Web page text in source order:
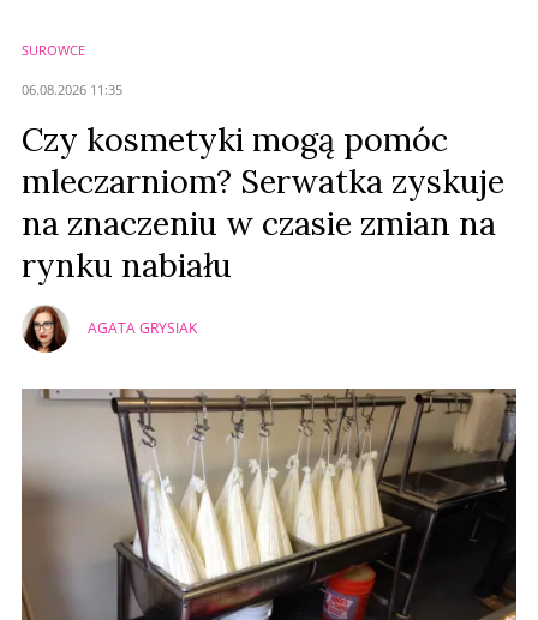
SUROWCE
06.08.2026 11:35
Czy kosmetyki mogą pomóc
mleczarniom? Serwatka zyskuje
na znaczeniu w czasie zmian na
rynku nabiału
AGATA GRYSIAK